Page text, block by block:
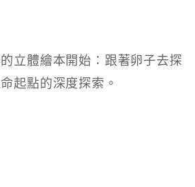
立體繪本開始：跟著卵子去探
起點的深度探索。